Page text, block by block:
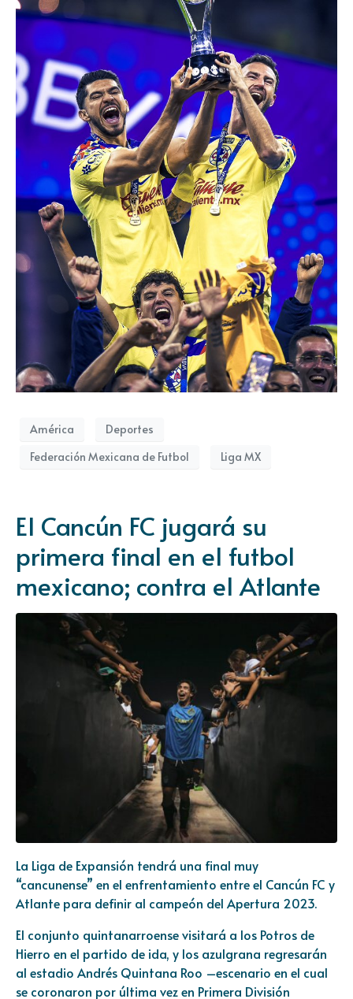
América
Deportes
Federación Mexicana de Futbol
Liga MX
El Cancún FC jugará su
primera final en el futbol
mexicano; contra el Atlante
La Liga de Expansión tendrá una final muy
“cancunense” en el enfrentamiento entre el Cancún FC y
Atlante para definir al campeón del Apertura 2023.
El conjunto quintanarroense visitará a los Potros de
Hierro en el partido de ida, y los azulgrana regresarán
al estadio Andrés Quintana Roo –escenario en el cual
se coronaron por última vez en Primera División